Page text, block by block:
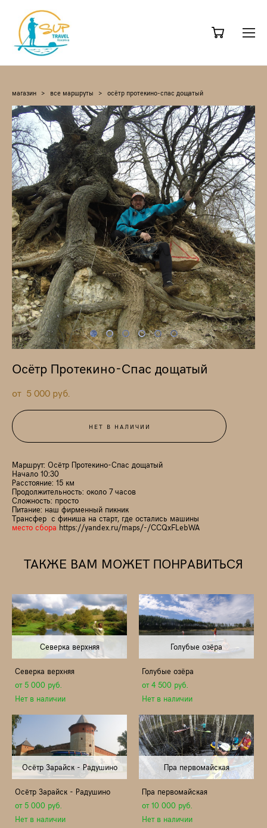
магазин > все маршруты > осётр протекино-спас дощатый
Осётр Протекино-Спас дощатый
от 5 000 pуб.
НЕТ В НАЛИЧИИ
Маршрут: Осётр Протекино-Спас дощатый
Начало 10:30
Расстояние: 15 км
Продолжительность: около 7 часов
Сложность: просто
Питание: наш фирменный пикник
Трансфер с финиша на старт, где остались машины
место сбора https://yandex.ru/maps/-/CCQxFLebWA
ТАКЖЕ ВАМ МОЖЕТ ПОНРАВИТЬСЯ
Северка верхняя
Северка верхняя
от 5 000 pуб.
Нет в наличии
Голубые озёра
Голубые озёра
от 4 500 pуб.
Нет в наличии
Осётр Зарайск - Радушино
Осётр Зарайск - Радушино
от 5 000 pуб.
Нет в наличии
Пра первомайская
Пра первомайская
от 10 000 pуб.
Нет в наличии